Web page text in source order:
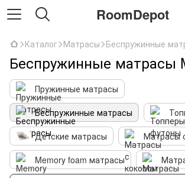
RoomDepot
Каталог Матрасы Беспружинные
Беспружинные матрасы
Пружинные матрасы
Беспружинные матрасы
Детские матрасы
Матрасы
Memory foam матрасы